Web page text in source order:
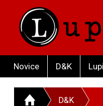
Novice D&K
D&K